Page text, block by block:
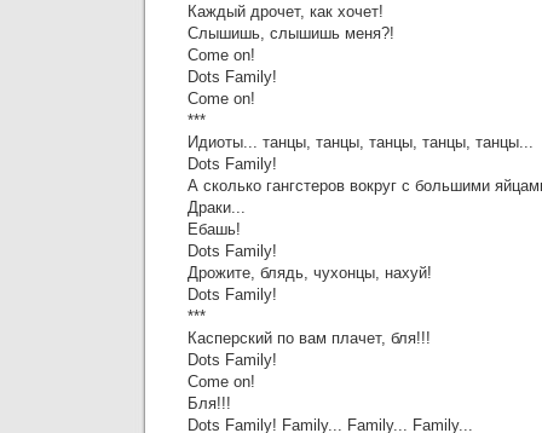
Каждый дрочет, как хочет!
Слышишь, слышишь меня?!
Come on!
Dots Family!
Come on!
***
Идиоты... танцы, танцы, танцы, танцы, танцы...
Dots Family!
А сколько гангстеров вокруг с большими
Драки...
Ебашь!
Dots Family!
Дрожите, блядь, чухонцы, нахуй!
Dots Family!
***
Касперский по вам плачет, бля!!!
Dots Family!
Come on!
Бля!!!
Dots Family! Family... Family... Family...